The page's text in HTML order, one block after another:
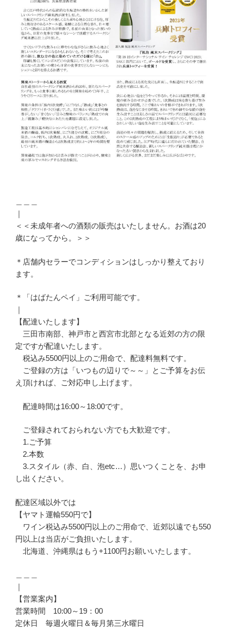
｜
＜＜未成年者への酒類の販売はいたしません。お酒は20
歳になってから。＞＞
＊店舗内セラーでコンディションはしっかり整えており
ます。
＊「はばたんペイ」ご利用可能です。
｜
【配達いたします】
三田市南部、神戸市と西宮市北部となる近郊の方の限
定ですが配達いたします。
税込み5500円以上のご用命で、配達料無料です。
ご登録の方は「いつもの辺りで～～」とご予算をお伝
え頂ければ、ご対応申し上げます。
配達時間は16:00～18:00です。
ご登録されておられない方でも大歓迎です。
1.ご予算
2.本数
3.スタイル（赤、白、泡etc…）思いつくことを、お申
し出ください。
配達区域以外では
【ヤマト運輸550円で】
ワイン税込み5500円以上のご用命で、近郊以遠でも550
円以上は当店がご負担いたします。
北海道、沖縄県はもう+1100円お願いいたします。
｜
【営業案内】
営業時間 10:00～19：00
定休日 毎週火曜日＆毎月第三水曜日